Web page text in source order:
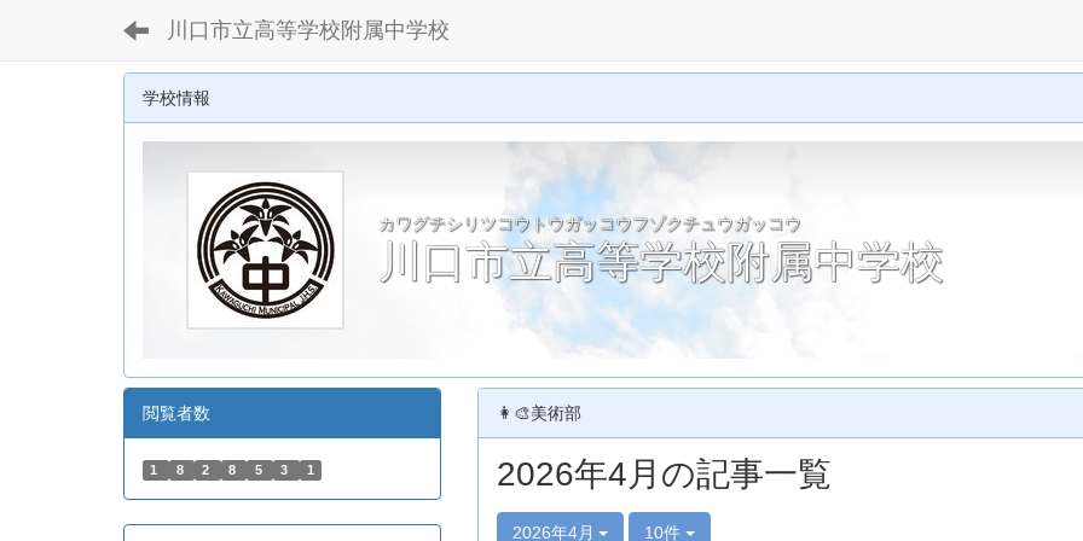
川口市立高等学校附属中学校
学校情報
カワグチシリツコウトウガッコウフゾクチュウガッコウ
川口市立高等学校附属中学校
👩‍🎨美術部
2026年4月の記事一覧
2026年4月 10件
閲覧者数
1 8 2 8 5 3 1